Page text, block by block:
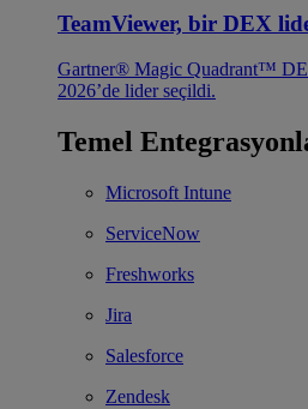
TeamViewer, bir DEX
Gartner® Magic Quadrant™
2026’de lider seçildi.
Temel
Microsoft Intune
ServiceNow
Freshworks
Jira
Salesforce
Zendesk